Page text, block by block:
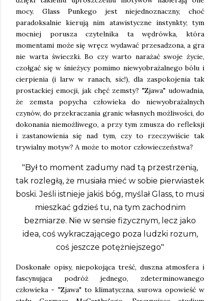
mocy. Glass Punkego jest niejednoznaczny, choć
paradoksalnie kierują nim atawistyczne instynkty; tym
mocniej porusza czytelnika ta wędrówka, która
momentami może się wręcz wydawać przesadzona, a gra
nie warta świeczki. Bo czy warto narażać swoje życie,
czołgać się w śnieżycy pomimo niewyobrażalnego bólu i
cierpienia (i larw w ranach, sic!), dla zaspokojenia tak
prostackiej emocji, jak chęć zemsty? "Zjawa" udowadnia,
że zemsta popycha człowieka do niewyobrażalnych
czynów, do przekraczania granic własnych możliwości, do
dokonania niemożliwego, a przy tym zmusza do refleksji
i zastanowienia się nad tym, czy to rzeczywiście tak
trywialny motyw? A może to motor człowieczeństwa?
"Był to moment zadumy nad tą przestrzenią,
tak rozległą, że musiała mieć w sobie pierwiastek
boski. Jeśli istnieje jakiś bóg, myślał Glass, to musi
mieszkać gdzieś tu, na tym zachodnim
bezmiarze. Nie w sensie fizycznym, lecz jako
idea, coś wykraczającego poza ludzki rozum,
coś jeszcze potężniejszego"
Doskonałe opisy, niepokojąca treść, duszna atmosfera i
fascynująca podróż jednego, zdeterminowanego
człowieka - "Zjawa" to klimatyczna, surowa opowieść w